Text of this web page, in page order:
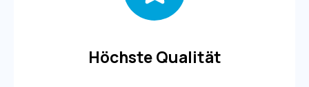
Höchste Qualität